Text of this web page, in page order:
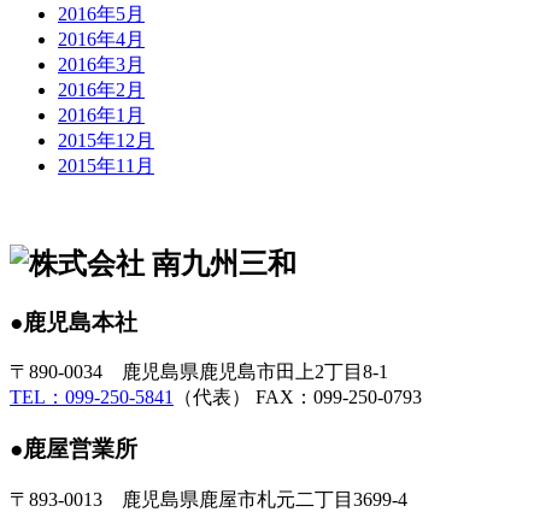
2016年5月
2016年4月
2016年3月
2016年2月
2016年1月
2015年12月
2015年11月
●鹿児島本社
〒890-0034 鹿児島県鹿児島市田上2丁目8-1
TEL：099-250-5841
（代表） FAX：099-250-0793
●鹿屋営業所
〒893-0013 鹿児島県鹿屋市札元二丁目3699-4